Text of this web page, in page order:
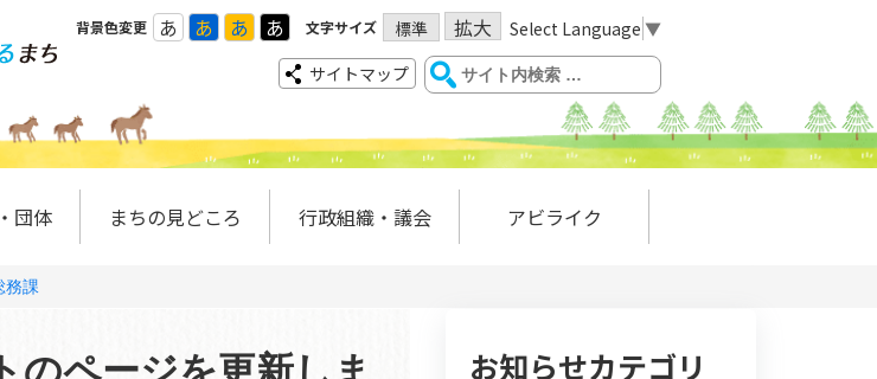
背景色変更 あ あ あ あ 文字サイズ 標準 拡大 Select Language ▼
サイトマップ
団体 まちの見どころ 行政組織・議会 アビライク
務課
お知らせカテゴリ